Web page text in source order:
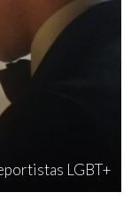
LGBT+